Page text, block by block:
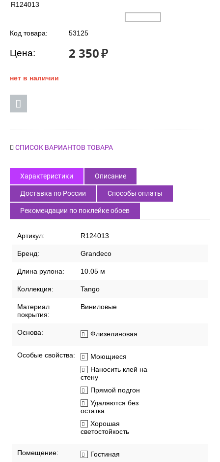
R124013
Код товара: 53125
Цена: 2 350₽
нет в наличии
СПИСОК ВАРИАНТОВ ТОВАРА
Характеристики Описание
Доставка по России Способы оплаты
Рекомендации по поклейке обоев
Артикул: R124013
Бренд: Grandeco
Длина рулона: 10.05 м
Коллекция: Tango
Материал
покрытия:
Виниловые
Основа: Флизелиновая
Особые свойства:
Моющиеся
Наносить клей на
стену
Прямой подгон
Удаляются без
остатка
Хорошая
светостойкость
Помещение:
Гостиная